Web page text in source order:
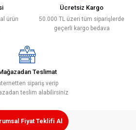
ürün
Ücretsiz Kargo
50.000 TL üzeri tüm siparişlerde
geçerli kargo bedava
Teslimat
sipariş verip
teslim alabilirsiniz
Fiyat Teklifi Al